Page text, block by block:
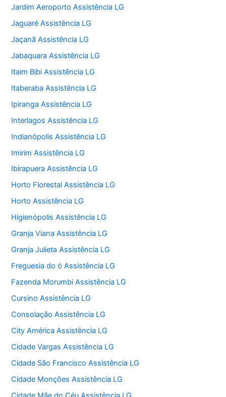
Jardim Aeroporto Assistência LG
Jaguaré Assistência LG
Jaçanã Assistência LG
Jabaquara Assistência LG
Itaim Bibi Assistência LG
Itaberaba Assistência LG
Ipiranga Assistência LG
Interlagos Assistência LG
Indianópolis Assistência LG
Imirim Assistência LG
Ibirapuera Assistência LG
Horto Florestal Assistência LG
Horto Assistência LG
Higienópolis Assistência LG
Granja Viana Assistência LG
Granja Julieta Assistência LG
Freguesia do ó Assistência LG
Fazenda Morumbi Assistência LG
Cursino Assistência LG
Consolação Assistência LG
City América Assistência LG
Cidade Vargas Assistência LG
Cidade São Francisco Assistência LG
Cidade Monções Assistência LG